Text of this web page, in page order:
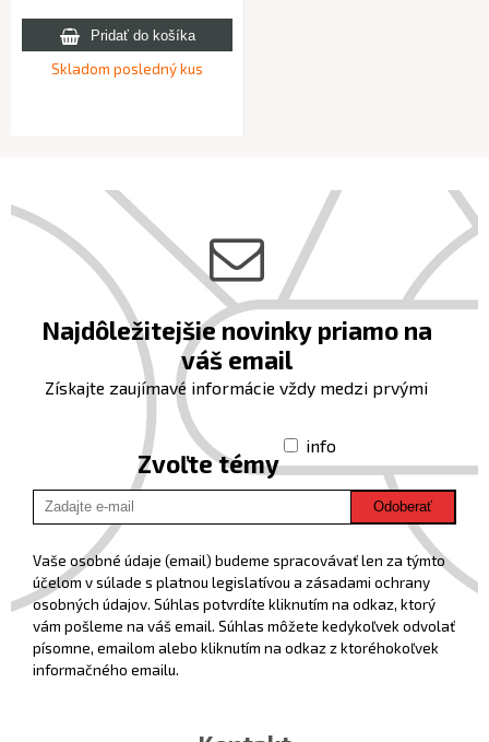
Skladom posledný kus
Najdôležitejšie novinky priamo na
váš email
Získajte zaujímavé informácie vždy medzi prvými
Zvoľte témy
info
Odoberať
Vaše osobné údaje (email) budeme spracovávať len za týmto
účelom v súlade s platnou legislatívou a zásadami ochrany
osobných údajov. Súhlas potvrdíte kliknutím na odkaz, ktorý
vám pošleme na váš email. Súhlas môžete kedykoľvek odvolať
písomne, emailom alebo kliknutím na odkaz z ktoréhokoľvek
informačného emailu.